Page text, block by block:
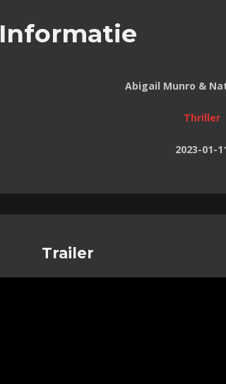
Informatie
Abigail Munro &
Thriller
2023-01-
Trailer